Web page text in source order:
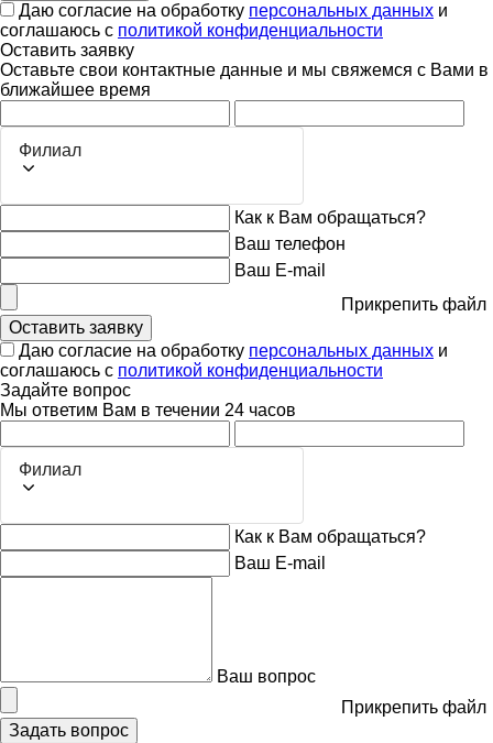
Даю согласие на обработку персональных данных и
соглашаюсь с политикой конфиденциальности
Оставить заявку
Оставьте свои контактные данные и мы свяжемся с Вами в
ближайшее время
Филиал
Как к Вам обращаться?
Ваш телефон
Ваш E-mail
Прикрепить файл
Оставить заявку
Даю согласие на обработку персональных данных и
соглашаюсь с политикой конфиденциальности
Задайте вопрос
Мы ответим Вам в течении 24 часов
Филиал
Как к Вам обращаться?
Ваш E-mail
Ваш вопрос
Прикрепить файл
Задать вопрос